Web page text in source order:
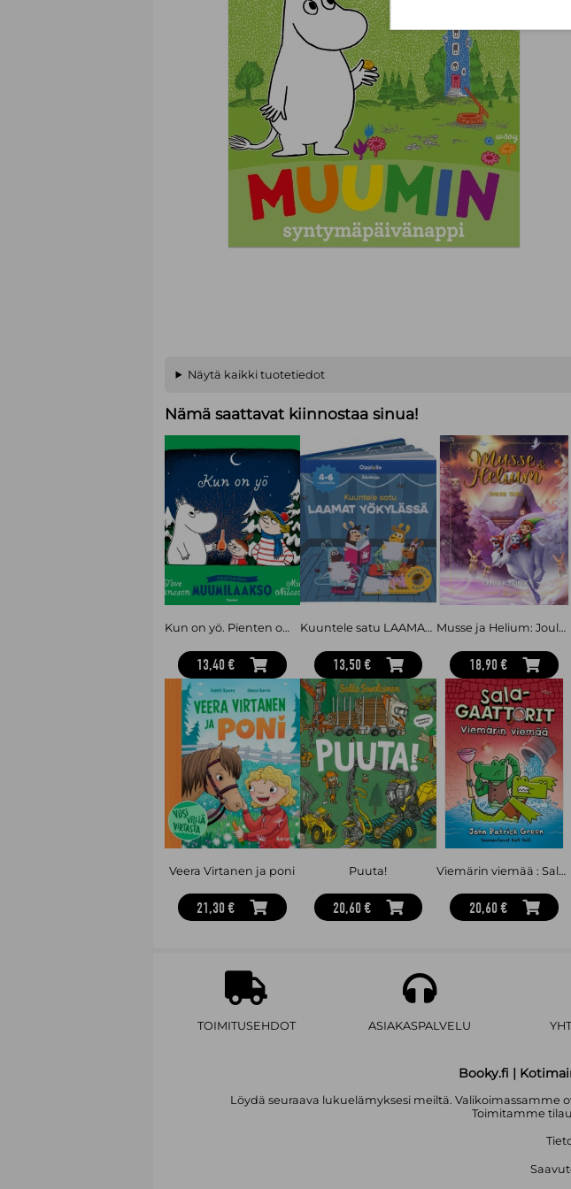
Näytä kaikki tuotetiedot
Nämä saattavat kiinnostaa sinua!
Kun on yö. Pienten oma Muumilaakso
13,40 €
Kuuntele satu LAAMAT YÖKYLÄSSÄ -äänikirja 4-6 v
13,50 €
Musse ja Helium: Joulun taika
18,90 €
Veera Virtanen ja poni
21,30 €
Puuta!
20,60 €
Viemärin viemää : Salagaattorit 2
20,60 €
TOIMITUSEHDOT ASIAKASPALVELU
Booky.fi |
Löydä seuraava lukuelämyksesi meiltä.
Toimitamme